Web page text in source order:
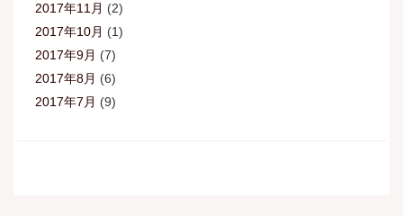
2017年11月 (2)
2017年10月 (1)
2017年9月 (7)
2017年8月 (6)
2017年7月 (9)